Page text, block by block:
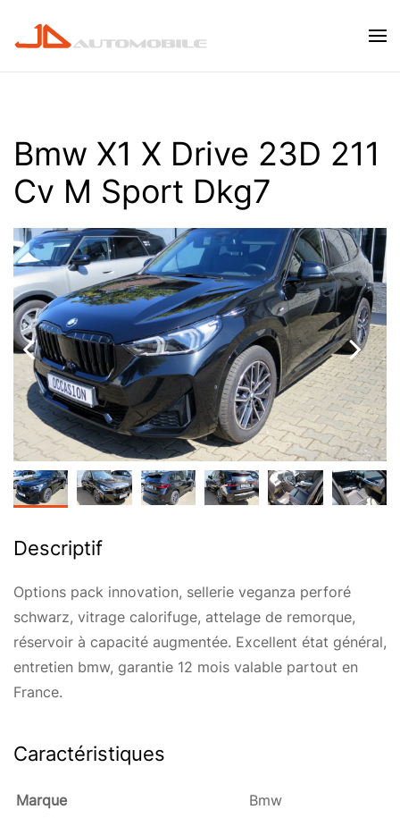
Skip to main content
Bmw X1 X Drive 23D 211
Cv M Sport Dkg7
Descriptif
Options pack innovation, sellerie veganza perforé
schwarz, vitrage calorifuge, attelage de remorque,
réservoir à capacité augmentée. Excellent état général,
entretien bmw, garantie 12 mois valable partout en
France.
Caractéristiques
Marque
Bmw